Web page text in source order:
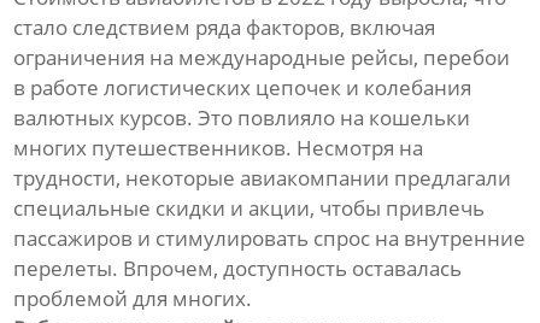
стало следствием ряда факторов, включая
ограничения на международные рейсы, перебои
в работе логистических цепочек и колебания
валютных курсов. Это повлияло на кошельки
многих путешественников. Несмотря на
трудности, некоторые авиакомпании предлагали
специальные скидки и акции, чтобы привлечь
пассажиров и стимулировать спрос на внутренние
перелеты. Впрочем, доступность оставалась
проблемой для многих.